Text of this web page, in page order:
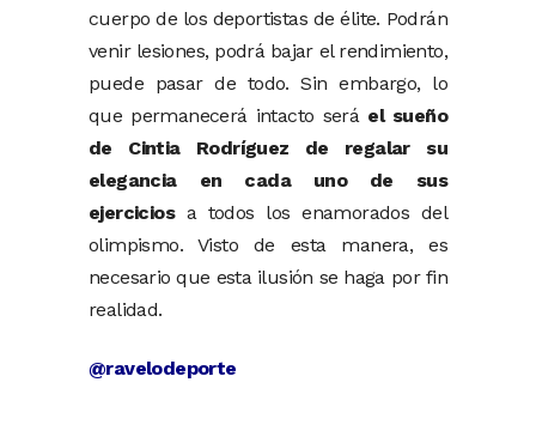
cuerpo de los deportistas de élite. Podrán
venir lesiones, podrá bajar el rendimiento,
puede pasar de todo. Sin embargo, lo
que permanecerá intacto será el sueño
de Cintia Rodríguez de regalar su
elegancia en cada uno de sus
ejerciciosa todos los enamorados del
olimpismo. Visto de esta manera, es
necesario que esta ilusión se haga por fin
realidad.
@ravelodeporte